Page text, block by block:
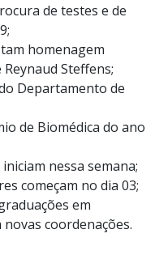
de testes e de
;
homenagem
Steffens;
Departamento de
de Biomédica do ano
nessa semana;
começam no dia 03;
em
coordenações.